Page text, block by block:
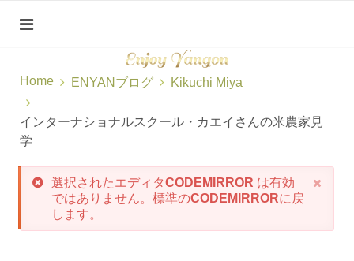
Home ENYANブログ Kikuchi Miya
インターナショナルスクール・カエイさんの米農家見
学
選択されたエディタCODEMIRROR は有効
ではありません。標準のCODEMIRRORに戻
します。